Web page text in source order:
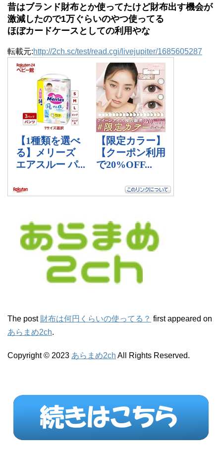
昔はブランド財布とか使ってたけど財布出す機会が
激減したので1万ぐらいのやつ使ってる
ほぼカードケースとしての利用やな
転載元:http://2ch.sc/test/read.cgi/livejupiter/1685605287
The post 財布は何円くらいの使ってる？ first appeared on
あらまめ2ch.
Copyright © 2023 あらまめ2ch All Rights Reserved.